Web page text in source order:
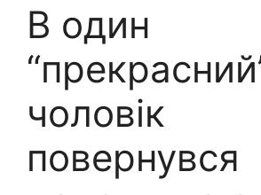
В один
чоловік
повернувся